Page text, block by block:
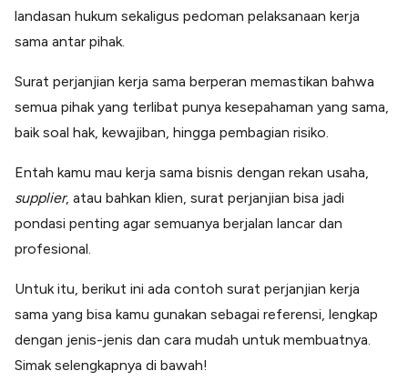
Software Akuntansi
landasan hukum sekaligus pedoman pelaksanaan kerja
sama antar pihak.
Surat perjanjian kerja sama berperan memastikan bahwa
semua pihak yang terlibat punya kesepahaman yang sama,
baik soal hak, kewajiban, hingga pembagian risiko.
Entah kamu mau kerja sama bisnis dengan rekan usaha,
supplier, atau bahkan klien, surat perjanjian bisa jadi
pondasi penting agar semuanya berjalan lancar dan
profesional.
Untuk itu, berikut ini ada contoh surat perjanjian kerja
sama yang bisa kamu gunakan sebagai referensi, lengkap
dengan jenis-jenis dan cara mudah untuk membuatnya.
Simak selengkapnya di bawah!